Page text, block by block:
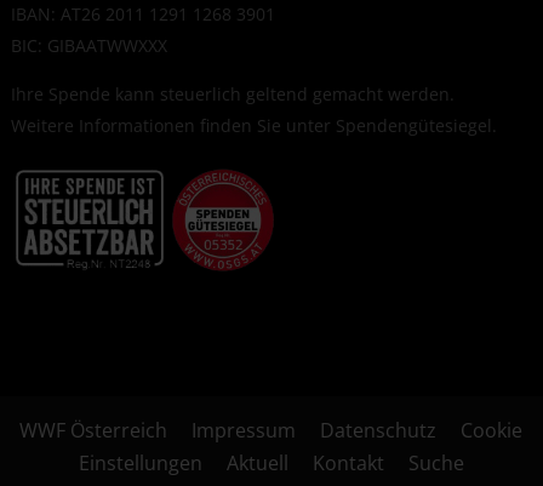
IBAN: AT26 2011 1291 1268 3901
BIC: GIBAATWWXXX
Ihre Spende kann steuerlich geltend gemacht werden.
Weitere Informationen finden Sie unter Spendengütesiegel.
WWF Österreich Impressum Datenschutz
Cookie
Einstellungen
Aktuell Kontakt Suche